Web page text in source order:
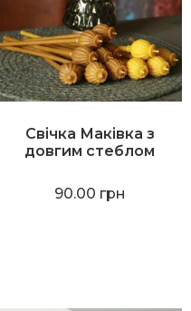
Свічка Маківка з
довгим стеблом
90.00 грн